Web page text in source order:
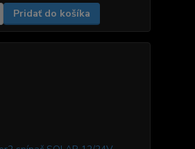
Pridať do košíka